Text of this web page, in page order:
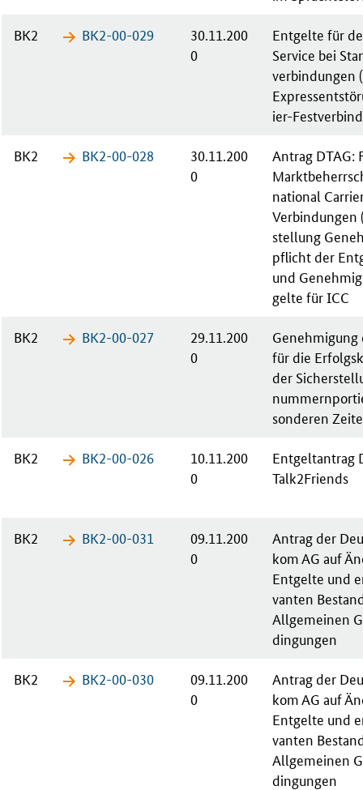
BK2 BK2-00-​029
30.11.200
0
Ent­gel­te für
Ser­vice bei
ver­bin­dun­gen
i­er-
BK2 BK2-00-​028
30.11.200
0
An­trag DTAG:
na­tio­nal
Ver­bin­dun­gen
stel­lung
pflicht der
und
gel­te für ICC
BK2 BK2-00-​027
29.11.200
0
Ge­neh­mi­gung
für die
der
son­de­ren
BK2 BK2-00-​026
10.11.200
0
Ent­gelt­an­trag
Talk2Fri­ends
BK2 BK2-00-​031
09.11.200
0
An­trag der
kom AG auf
Ent­gel­te und
van­ten
All­ge­mei­nen
din­gun­gen
BK2 BK2-00-​030
09.11.200
0
An­trag der
kom AG auf
Ent­gel­te und
van­ten
All­ge­mei­nen
din­gun­gen